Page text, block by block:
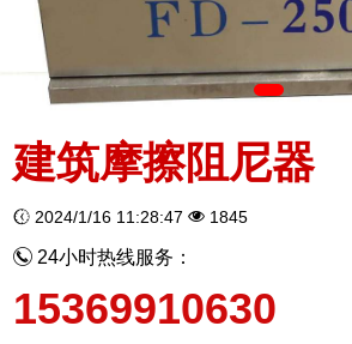
建筑摩擦阻尼器
2024/1/16 11:28:47 1845
24小时热线服务：
15369910630